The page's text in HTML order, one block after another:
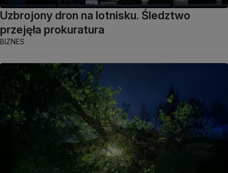
Uzbrojony dron na lotnisku. Śledztwo
przejęła prokuratura
BIZNES